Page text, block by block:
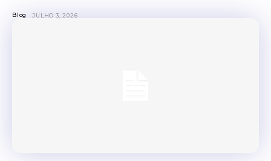
Blog JULHO 3, 2026